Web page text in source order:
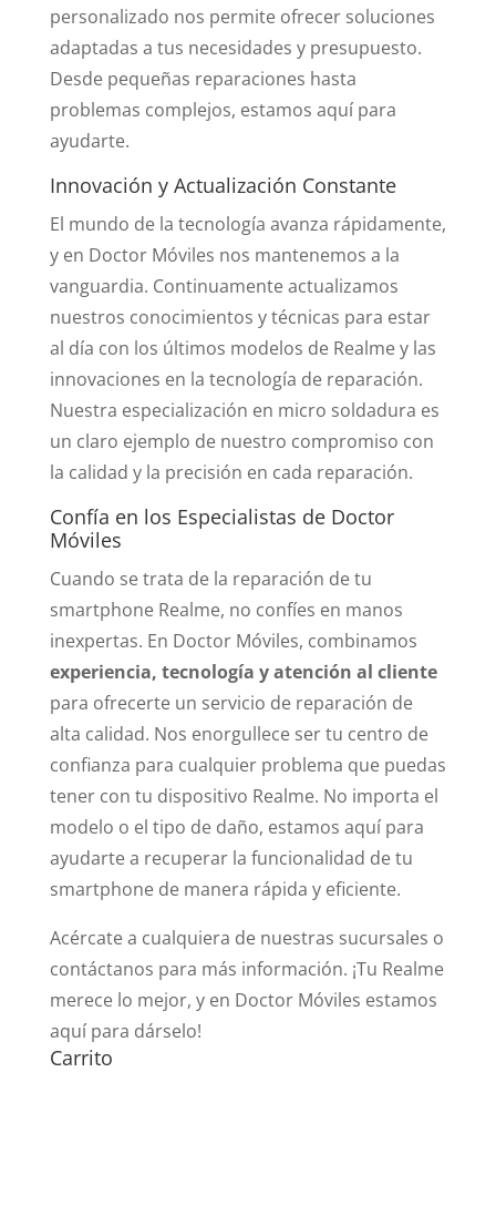
personalizado nos permite ofrecer soluciones
adaptadas a tus necesidades y presupuesto.
Desde pequeñas reparaciones hasta
problemas complejos, estamos aquí para
ayudarte.
Innovación y Actualización Constante
El mundo de la tecnología avanza rápidamente,
y en Doctor Móviles nos mantenemos a la
vanguardia. Continuamente actualizamos
nuestros conocimientos y técnicas para estar
al día con los últimos modelos de Realme y las
innovaciones en la tecnología de reparación.
Nuestra especialización en micro soldadura es
un claro ejemplo de nuestro compromiso con
la calidad y la precisión en cada reparación.
Confía en los Especialistas de Doctor
Móviles
Cuando se trata de la reparación de tu
smartphone Realme, no confíes en manos
inexpertas. En Doctor Móviles, combinamos
experiencia, tecnología y atención al cliente
para ofrecerte un servicio de reparación de
alta calidad. Nos enorgullece ser tu centro de
confianza para cualquier problema que puedas
tener con tu dispositivo Realme. No importa el
modelo o el tipo de daño, estamos aquí para
ayudarte a recuperar la funcionalidad de tu
smartphone de manera rápida y eficiente.
Acércate a cualquiera de nuestras sucursales o
contáctanos para más información. ¡Tu Realme
merece lo mejor, y en Doctor Móviles estamos
aquí para dárselo!
Carrito